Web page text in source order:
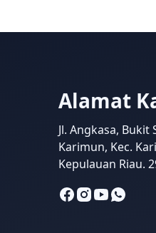
Alamat
Jl. Angkasa,
Karimun, Kec.
Kepulauan Riau.